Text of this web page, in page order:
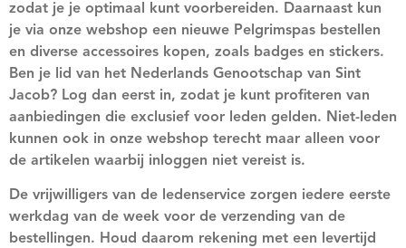
Regio’s
Nieuws
Agenda
Webshop
zodat je je optimaal kunt voorbereiden. Daarnaast kun
je via onze webshop een nieuwe Pelgrimspas bestellen
en diverse accessoires kopen, zoals badges en stickers.
Ben je lid van het Nederlands Genootschap van Sint
Jacob? Log dan eerst in, zodat je kunt profiteren van
aanbiedingen die exclusief voor leden gelden. Niet-leden
kunnen ook in onze webshop terecht maar alleen voor
de artikelen waarbij inloggen niet vereist is.
De vrijwilligers van de ledenservice zorgen iedere eerste
werkdag van de week voor de verzending van de
bestellingen. Houd daarom rekening met een levertijd